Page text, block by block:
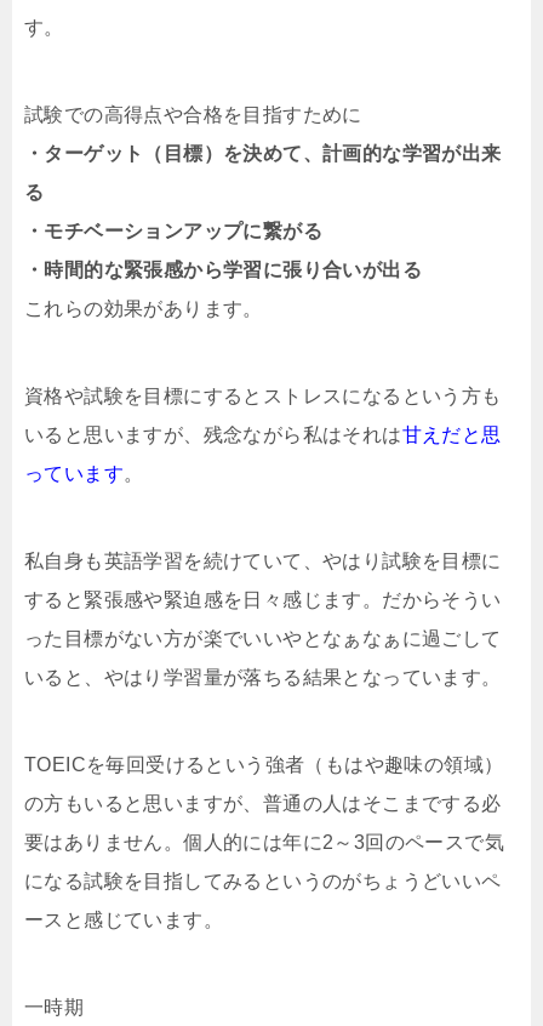
す。
試験での高得点や合格を目指すために
・ターゲット（目標）を決めて、計画的な学習が出来
る
・モチベーションアップに繋がる
・時間的な緊張感から学習に張り合いが出る
これらの効果があります。
資格や試験を目標にするとストレスになるという方も
いると思いますが、残念ながら私はそれは甘えだと思
っています。
私自身も英語学習を続けていて、やはり試験を目標に
すると緊張感や緊迫感を日々感じます。だからそうい
った目標がない方が楽でいいやとなぁなぁに過ごして
いると、やはり学習量が落ちる結果となっています。
TOEICを毎回受けるという強者（もはや趣味の領域）
の方もいると思いますが、普通の人はそこまでする必
要はありません。個人的には年に2～3回のペースで気
になる試験を目指してみるというのがちょうどいいペ
ースと感じています。
一時期